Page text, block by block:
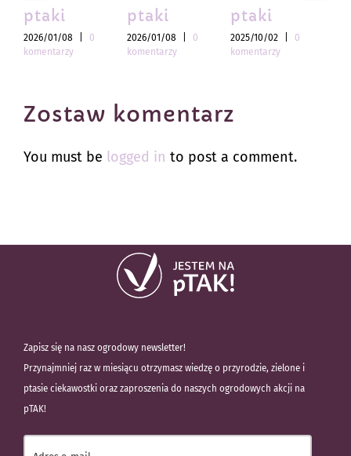
ptaki
2026/01/08
0
komentarzy
ptaki
2026/01/08
0
komentarzy
ptaki
2025/10/02
0
komentarzy
Zostaw komentarz
You must be logged in to post a comment.
Zapisz się na nasz ogrodowy newsletter!
Przynajmniej raz w miesiącu otrzymasz wiedzę o przyrodzie, zielone i
ptasie ciekawostki oraz zaproszenia do naszych ogrodowych akcji na
pTAK!